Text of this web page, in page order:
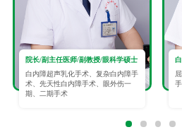
院长/副主任医师/副教授/眼科学硕士
白内障超声乳化手术、复杂白内障手
术、先天性白内障手术、眼外伤一
期、二期手术